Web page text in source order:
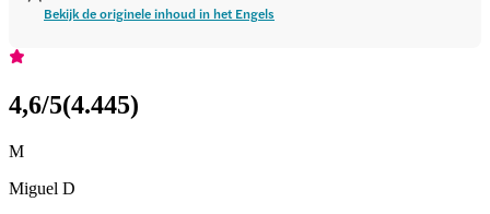
Bekijk de originele inhoud in het Engels
4,6/5(4.445)
M
Miguel D